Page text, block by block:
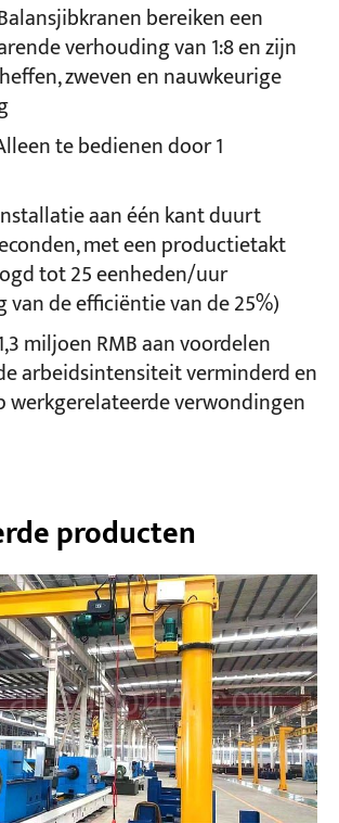
bereiken een
verhouding van 1:8 en zijn
zweven en nauwkeurige
te bedienen door 1
aan één kant duurt
met een productietakt
tot 25 eenheden/uur
van de efficiëntie van de 25%)
miljoen RMB aan voordelen
arbeidsintensiteit verminderd en
werkgerelateerde verwondingen
producten